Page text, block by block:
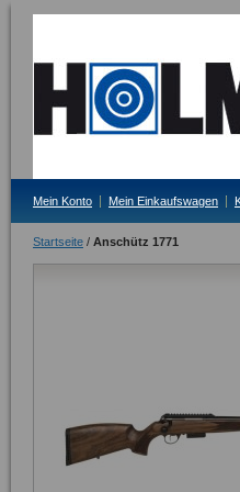
Mein Konto Mein Einkaufswagen
Startseite / Anschütz 1771